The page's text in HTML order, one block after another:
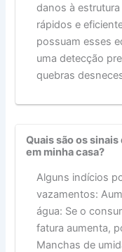
danos à
rápidos e
possuam esses
uma detecção
quebras
Quais são os
em minha casa?
Alguns indícios
vazamentos:
água: Se o
fatura aumenta,
Manchas de